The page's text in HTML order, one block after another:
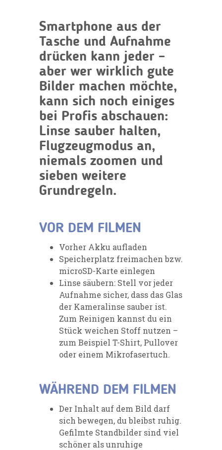
Smartphone aus der
Tasche und Aufnahme
drücken kann jeder –
aber wer wirklich gute
Bilder machen möchte,
kann sich noch einiges
bei Profis abschauen:
Linse sauber halten,
Flugzeugmodus an,
niemals zoomen und
sieben weitere
Grundregeln.
VOR DEM FILMEN
Vorher Akku aufladen
Speicherplatz freimachen bzw.
microSD-Karte einlegen
Linse säubern: Stell vor jeder
Aufnahme sicher, dass das Glas
der Kameralinse sauber ist.
Zum Reinigen kannst du ein
Stück weichen Stoff nutzen –
zum Beispiel T-Shirt, Pullover
oder einem Mikrofasertuch.
WÄHREND DEM FILMEN
Der Inhalt auf dem Bild darf
sich bewegen, du bleibst ruhig.
Gefilmte Standbilder sind viel
schöner als unruhige